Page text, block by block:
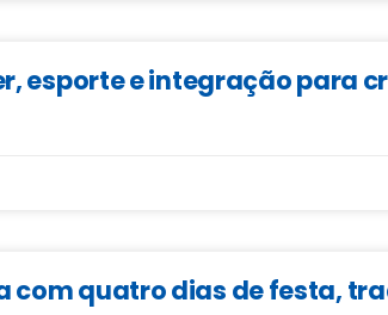
esporte e integração para
com quatro dias de festa,